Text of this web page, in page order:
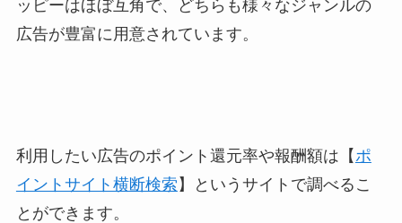
ッピーはほぼ互角で、どちらも様々なジャンルの
広告が豊富に用意されています。
利用したい広告のポイント還元率や報酬額は【 ポ
イントサイト横断検索 】というサイトで調べるこ
とができます。